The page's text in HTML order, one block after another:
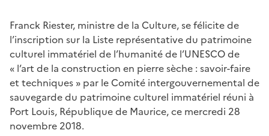
Franck Riester, ministre de la Culture, se félicite de
l’inscription sur la Liste représentative du patrimoine
culturel immatériel de l’humanité de l’UNESCO de
« l’art de la construction en pierre sèche : savoir-faire
et techniques » par le Comité intergouvernemental de
sauvegarde du patrimoine culturel immatériel réuni à
Port Louis, République de Maurice, ce mercredi 28
novembre 2018.